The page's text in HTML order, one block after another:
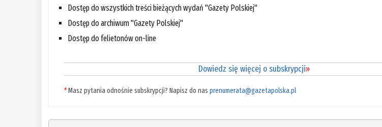
Dostęp do wszystkich treści bieżących wydań "Gazety Polskiej"
Dostęp do archiwum "Gazety Polskiej"
Dostęp do felietonów on-line
Dowiedz się więcej o subskrypcji»
*Masz pytania odnośnie subskrypcji? Napisz do nasprenumerata@gazetapolska.pl